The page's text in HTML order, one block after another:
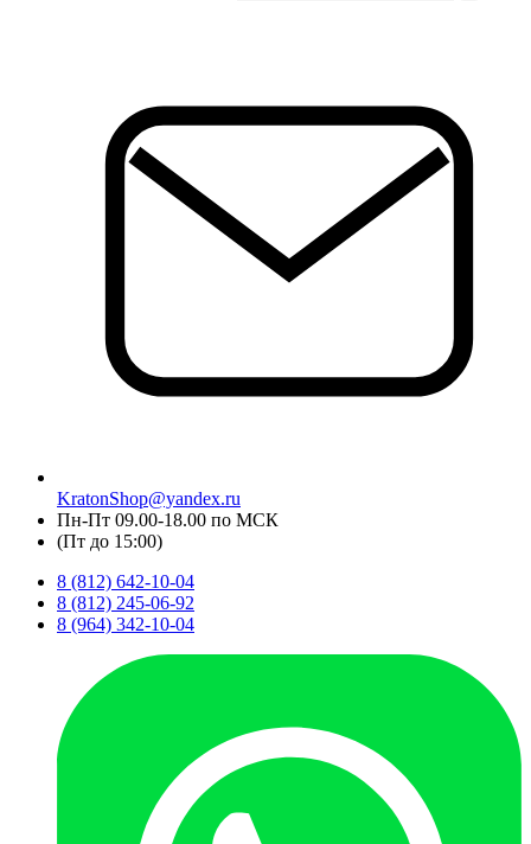
KratonShop@yandex.ru
Пн-Пт 09.00-18.00 по МСК
(Пт до 15:00)
8 (812) 642-10-04
8 (812) 245-06-92
8 (964) 342-10-04